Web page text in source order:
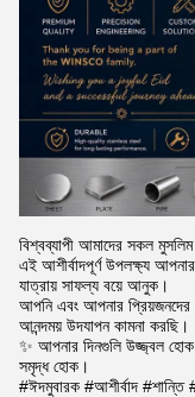
বিশ্বব্যাপী আমাদের সকল
এই আশীর্বাদপূর্ণ উপলক্ষ্য
যাত্রায় সাফল্য বয়ে আনুক।
আপনি এবং আপনার প্রিয়জনদের
আনন্দময় উদযাপন কামনা করছি।
✨ আপনার দিনগুলি উজ্জ্বল
সমৃদ্ধ হোক।
#ঈদমুবারক #আশীর্বাদ